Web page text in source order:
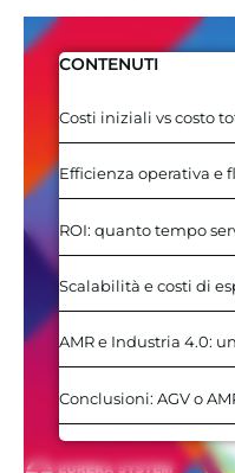
CONTENUTI
Costi iniziali vs costo
Efficienza operativa e
ROI: quanto tempo
Scalabilità e costi di
AMR e Industria 4.0:
Conclusioni: AGV o